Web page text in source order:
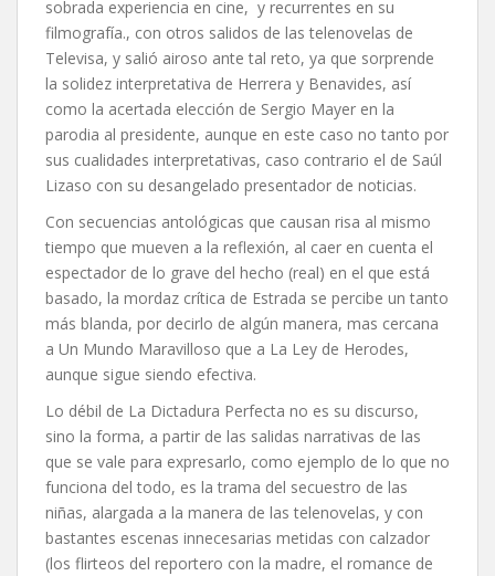
sobrada experiencia en cine, y recurrentes en su
filmografía., con otros salidos de las telenovelas de
Televisa, y salió airoso ante tal reto, ya que sorprende
la solidez interpretativa de Herrera y Benavides, así
como la acertada elección de Sergio Mayer en la
parodia al presidente, aunque en este caso no tanto por
sus cualidades interpretativas, caso contrario el de Saúl
Lizaso con su desangelado presentador de noticias.
Con secuencias antológicas que causan risa al mismo
tiempo que mueven a la reflexión, al caer en cuenta el
espectador de lo grave del hecho (real) en el que está
basado, la mordaz crítica de Estrada se percibe un tanto
más blanda, por decirlo de algún manera, mas cercana
a Un Mundo Maravilloso que a La Ley de Herodes,
aunque sigue siendo efectiva.
Lo débil de La Dictadura Perfecta no es su discurso,
sino la forma, a partir de las salidas narrativas de las
que se vale para expresarlo, como ejemplo de lo que no
funciona del todo, es la trama del secuestro de las
niñas, alargada a la manera de las telenovelas, y con
bastantes escenas innecesarias metidas con calzador
(los flirteos del reportero con la madre, el romance de